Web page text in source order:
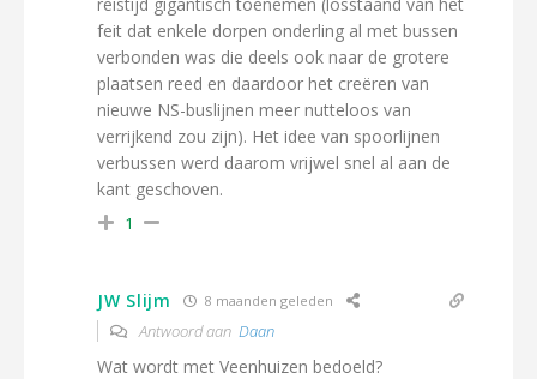
feit dat enkele dorpen onderling al met bussen
verbonden was die deels ook naar de grotere
plaatsen reed en daardoor het creëren van
nieuwe NS-buslijnen meer nutteloos van
verrijkend zou zijn). Het idee van spoorlijnen
verbussen werd daarom vrijwel snel al aan de
kant geschoven.
1
JW Slijm 8 maanden geleden
Antwoord aan Daan
Wat wordt met Veenhuizen bedoeld?